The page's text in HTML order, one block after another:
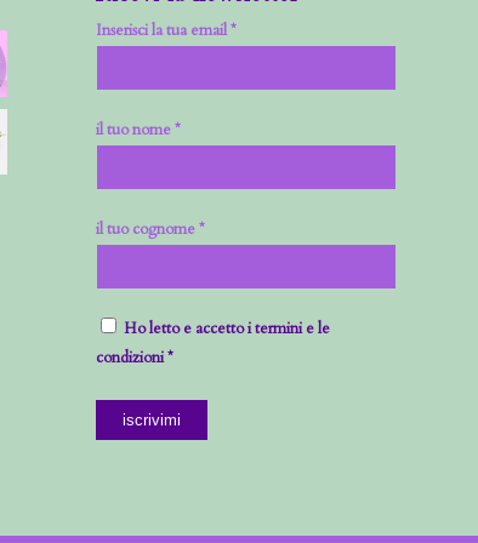
Inserisci la tua email *
il tuo nome *
il tuo cognome *
Ho letto e accetto i termini e le
condizioni *